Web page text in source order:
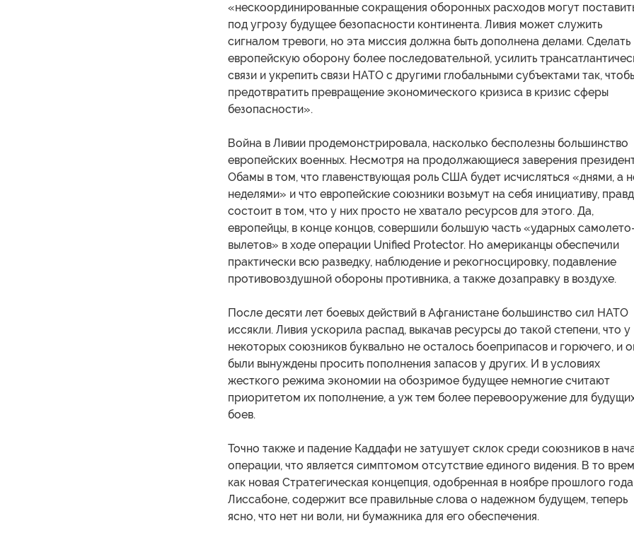
«нескоординированные сокращения оборонных расходов могут
под угрозу будущее безопасности континента. Ливия может служить
сигналом тревоги, но эта миссия должна быть дополнена делами. Сделать
европейскую оборону более последовательной, усилить
связи и укрепить связи НАТО с другими глобальными субъектами так,
предотвратить превращение экономического кризиса в кризис сферы
безопасности».
Война в Ливии продемонстрировала, насколько бесполезны большинство
европейских военных. Несмотря на продолжающиеся заверения
Обамы в том, что главенствующая роль США будет исчисляться «днями, а
неделями» и что европейские союзники возьмут на себя инициативу,
состоит в том, что у них просто не хватало ресурсов для этого. Да,
европейцы, в конце концов, совершили большую часть «ударных
вылетов» в ходе операции Unified Protector. Но американцы обеспечили
практически всю разведку, наблюдение и рекогносцировку, подавление
противовоздушной обороны противника, а также дозаправку в воздухе.
После десяти лет боевых действий в Афганистане большинство сил НАТО
иссякли. Ливия ускорила распад, выкачав ресурсы до такой степени, что у
некоторых союзников буквально не осталось боеприпасов и горючего, и
были вынуждены просить пополнения запасов у других. И в условиях
жесткого режима экономии на обозримое будущее немногие считают
приоритетом их пополнение, а уж тем более перевооружение для
боев.
Точно также и падение Каддафи не затушует склок среди союзников в
операции, что является симптомом отсутствие единого видения. В то
как новая Стратегическая концепция, одобренная в ноябре прошлого
Лиссабоне, содержит все правильные слова о надежном будущем, теперь
ясно, что нет ни воли, ни бумажника для его обеспечения.